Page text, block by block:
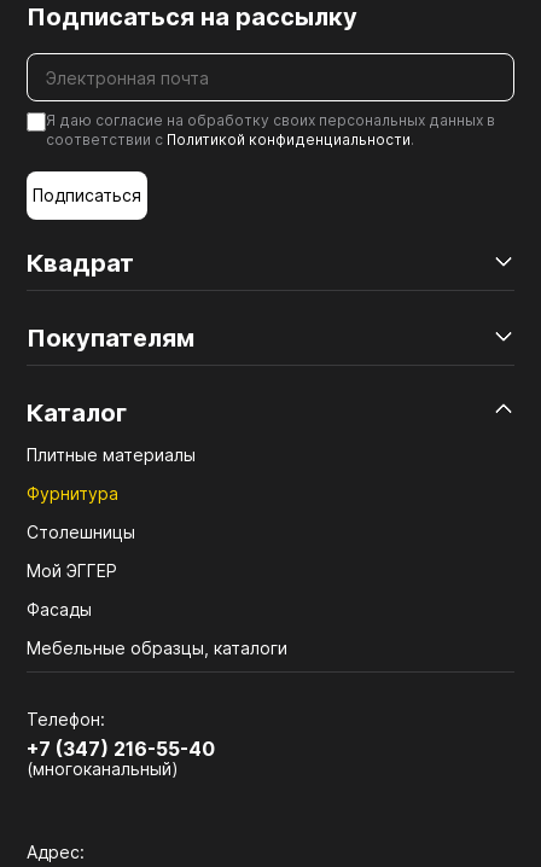
Квадрат
Покупателям
Каталог
Плитные материалы
Фурнитура
Столешницы
Мой ЭГГЕР
Фасады
Мебельные образцы, каталоги
Телефон:
+7 (347) 216-55-40
(многоканальный)
Адрес:
Подписаться на рассылку
Я даю согласие на обработку своих персональных данных в
соответствии с Политикой конфиденциальности.
Подписаться